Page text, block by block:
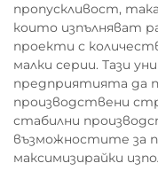
пропускливост,
които изпълняват
проекти с
малки серии. Тази
предприятията да
производствени
стабилни
възможностите за
максимизирайки